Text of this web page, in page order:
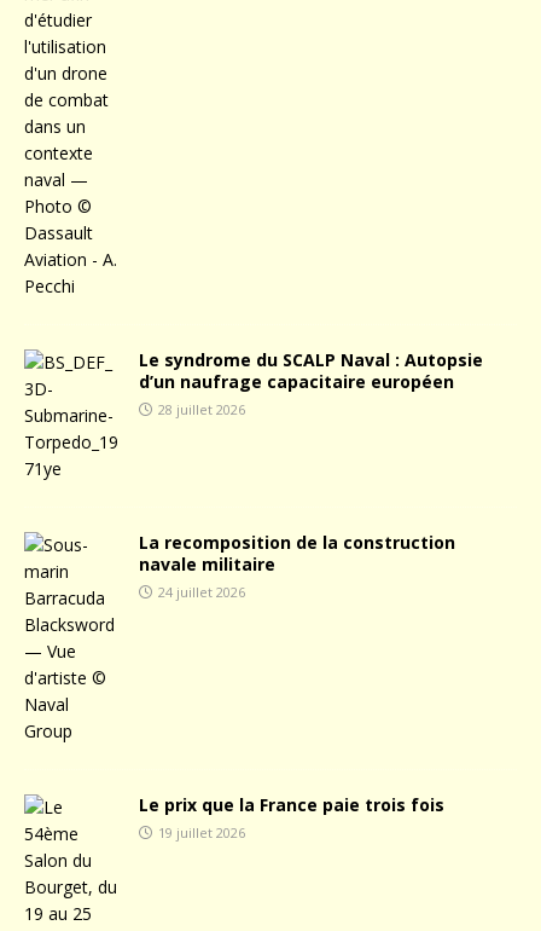
Le syndrome du SCALP Naval : Autopsie
d’un naufrage capacitaire européen
28 juillet 2026
La recomposition de la construction
navale militaire
24 juillet 2026
Le prix que la France paie trois fois
19 juillet 2026